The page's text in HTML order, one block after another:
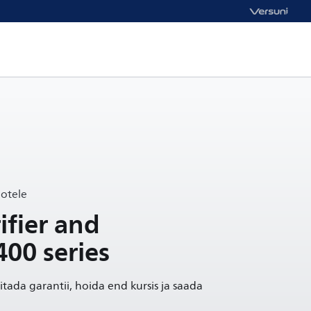
and
series
garantii, hoida end kursis ja saada